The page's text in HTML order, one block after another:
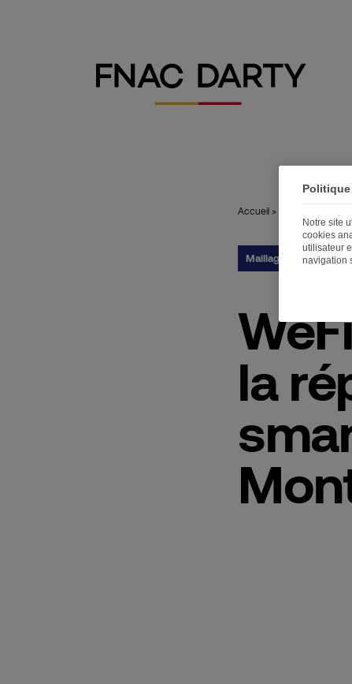
Accueil >
Maillage territorial
la
Notre site
cookies
utilisateur
navigation